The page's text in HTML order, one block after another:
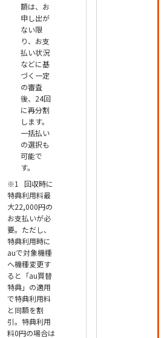
額は、お
申し出が
ない限
り、お支
払い状況
などに基
づく一定
の審査
後、24回
に再分割
します。
一括払い
の選択も
可能で
す。
回収時に
特典利用料最
大22,000円の
お支払いが必
要。ただし、
特典利用時に
auで対象機種
へ機種変更す
ると「au買替
特典」の適用
で特典利用料
と同額を割
引。特典利用
料0円の場合は